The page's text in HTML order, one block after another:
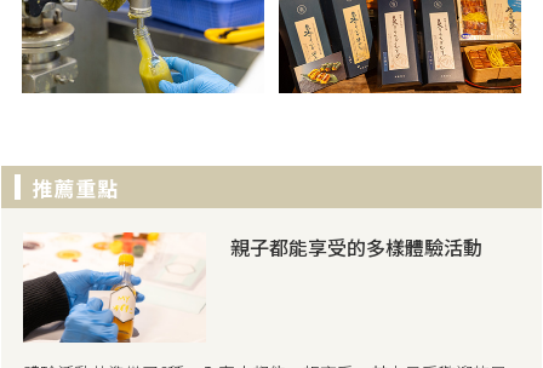
親子都能享受的多樣體驗活動